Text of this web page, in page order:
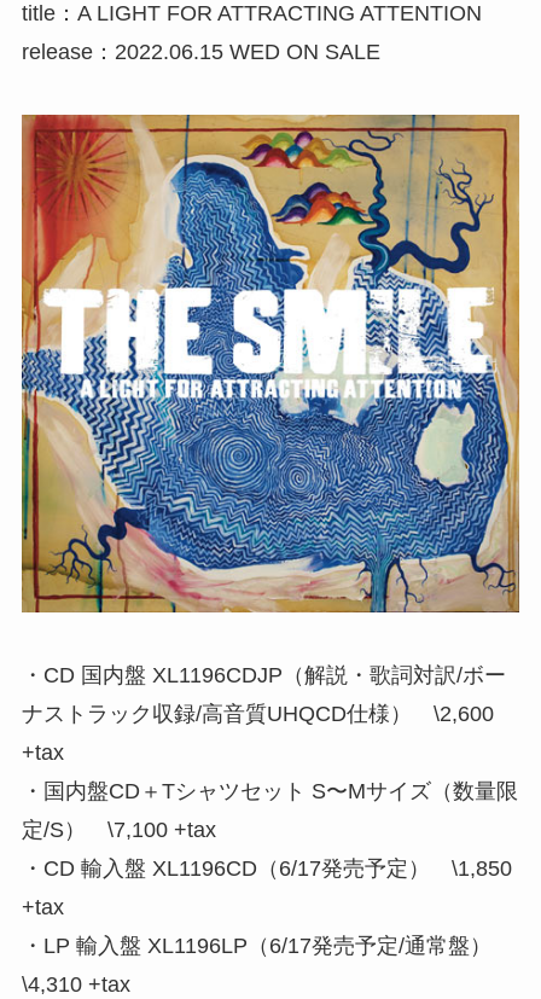
title：A LIGHT FOR ATTRACTING ATTENTION
release：2022.06.15 WED ON SALE
・CD 国内盤 XL1196CDJP（解説・歌詞対訳/ボー
ナストラック収録/高音質UHQCD仕様） \2,600
+tax
・国内盤CD＋Tシャツセット S〜Mサイズ（数量限
定/S） \7,100 +tax
・CD 輸入盤 XL1196CD（6/17発売予定） \1,850
+tax
・LP 輸入盤 XL1196LP（6/17発売予定/通常盤）
\4,310 +tax